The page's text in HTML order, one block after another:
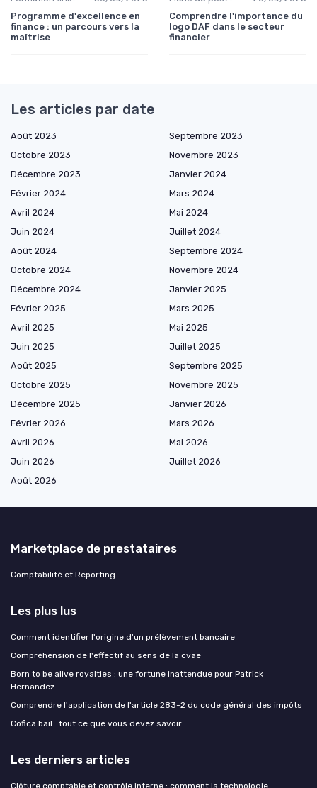
Programme d'excellence en
finance : un parcours vers la
maîtrise
Comprendre l'importance du
logo DAF dans le secteur
financier
Les articles par date
Août 2023
Septembre 2023
Octobre 2023
Novembre 2023
Décembre 2023
Janvier 2024
Février 2024
Mars 2024
Avril 2024
Mai 2024
Juin 2024
Juillet 2024
Août 2024
Septembre 2024
Octobre 2024
Novembre 2024
Décembre 2024
Janvier 2025
Février 2025
Mars 2025
Avril 2025
Mai 2025
Juin 2025
Juillet 2025
Août 2025
Septembre 2025
Octobre 2025
Novembre 2025
Décembre 2025
Janvier 2026
Février 2026
Mars 2026
Avril 2026
Mai 2026
Juin 2026
Juillet 2026
Août 2026
Marketplace de prestataires
Comptabilité et Reporting
Les plus lus
Comment identifier l'origine d'un prélèvement bancaire
Compréhension de l'effectif au sens de la cvae
Born to be alive royalties : une fortune inattendue pour Patrick
Hernandez
Comprendre l'application de l'article 283-2 du code général des impôts
Cofica bail : tout ce que vous devez savoir
Les derniers articles